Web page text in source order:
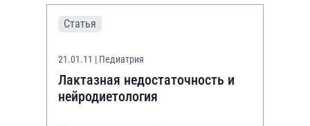
Статья
21.01.11 | Педиатрия
Лактазная недостаточность и
нейродиетология